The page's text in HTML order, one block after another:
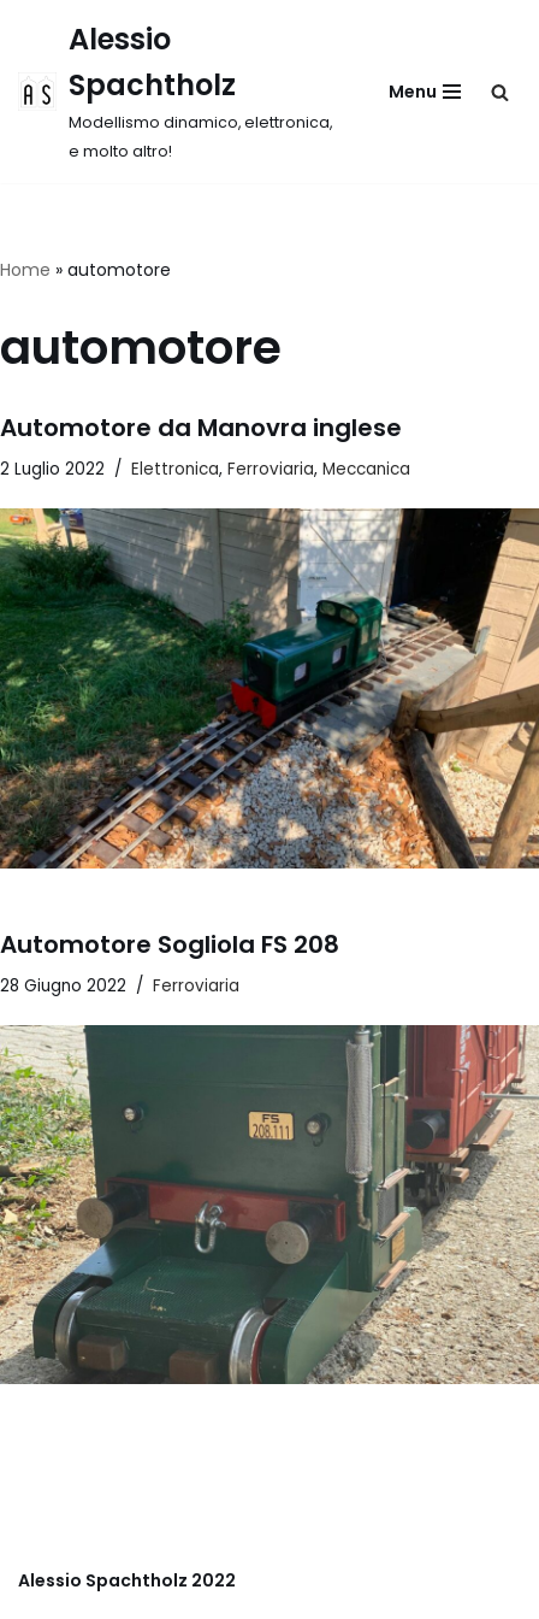
al
contenuto
Alessio
Spachtholz
Modellismo dinamico, elettronica,
e molto altro!
Menu
Home » automotore
automotore
Automotore da Manovra inglese
2 Luglio 2022 Elettronica, Ferroviaria, Meccanica
Automotore Sogliola FS 208
28 Giugno 2022 Ferroviaria
Alessio Spachtholz 2022